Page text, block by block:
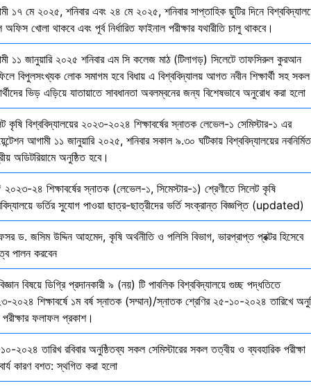
১৭ মে ২০২৫, শনিবার এবং ২৪ মে ২০২৫, শনিবার সাপ্তাহিক ছুটির দিনে
খোলা থাকবে এবং পূর্ব নির্ধারিত ফাইনাল পরীক্ষার যথারীতি চালু থাকবে।
১১ জানুয়ারি ২০২৫ শনিবার এম সি কলেজ মাঠ (টিলাগড়) সিলেটে তাফসিরুল কুরআন
বিপুলসংখ্যক লোক সমাগম হবে বিধায় এ বিশ্ববিদ্যালয় আগত নবীন শিক্ষার্থী সহ সকল
ভিড় এড়িয়ে যাতায়াতে সাবধানতা অবলম্বনের জন্য বিশেষভাবে অনুরোধ করা হলো
কৃষি বিশ্ববিদ্যালয়ের ২০২৩-২০২৪ শিক্ষাবর্ষের স্নাতক লেভেল-১ সেমিস্টার-১ এর
আগামী ১১ জানুয়ারি ২০২৫, শনিবার সকাল ৯.৩০ ঘটিকায় বিশ্ববিদ্যালয়ের নবনির্মিত
অডিটরিয়ামে অনুষ্ঠিত হবে।
২৪ শিক্ষাবর্ষের স্নাতক (লেভেল-১, সিমেস্টার-১) শ্রেণীতে সিলেট কৃষি
ভর্তির সুযোগ পাওয়া ছাত্র-ছাত্রীদের ভর্তি সংক্রান্ত বিজ্ঞপ্তি (updated)
ড. জসিম উদ্দিন আহমেদ, কৃষি অর্থনীতি ও পলিসি বিভাগ, ভারপ্রাপ্ত প্রক্টর হিসেবে
পালন করবেন
বিষয়ে ডিগ্রি প্রদানকারী ৯ (নয়) টি পাবলিক বিশ্ববিদ্যালয়ে গুচ্ছ পদ্ধতিতে
২০২৪ শিক্ষাবর্ষে ১ম বর্ষ স্নাতক (সম্মান)/স্নাতক শ্রেণির ২৫-১০-২০২৪ তারিখে
পরীক্ষার ফলাফল প্রকাশ।
২০২৪ তারিখ রবিবার অনুষ্ঠিতব্য সকল সেমিস্টারের সকল তত্বীয় ও ব্যবহারিক পরীক্ষা
কারণ বশত: স্থগিত করা হলো